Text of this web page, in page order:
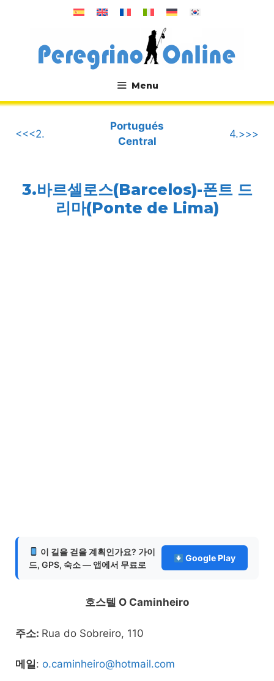
뛰
Menu
.
<<<2.
Portugués
Central
4.>>>
3.바르셀로스(Barcelos)-폰트 드
리마(Ponte de Lima)
이 길을 걷을 계획인가요? 가이
드, GPS, 숙소 — 앱에서 무료로
Google Play
호스텔 O Caminheiro
주소: Rua do Sobreiro, 110
메일: o.caminheiro@hotmail.com